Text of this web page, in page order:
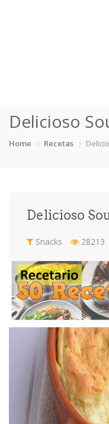
Categorias
Ensaladas
Gelatinas
Para
Pescados
Delicioso
Home Recetas
Delicioso
Snacks 28213